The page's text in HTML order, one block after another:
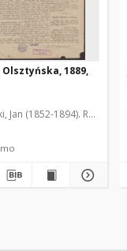
1889,
Jan (1852-1894). Red.